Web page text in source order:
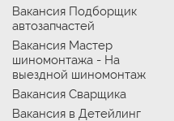
Вакансия Подборщик
автозапчастей
Вакансия Мастер
шиномонтажа - На
выездной шиномонтаж
Вакансия Сварщика
Вакансия в Детейлинг